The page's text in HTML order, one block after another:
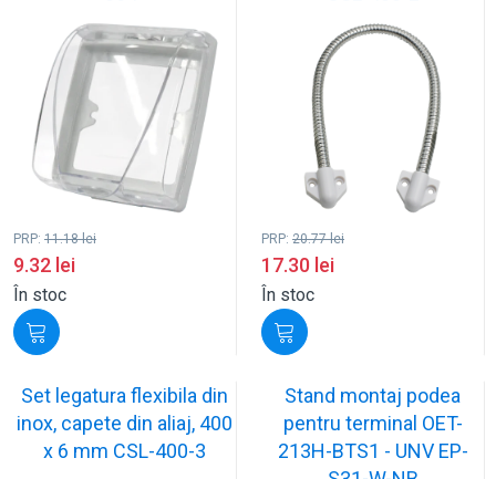
PRP: 11.18lei
9.32 lei
În stoc
PRP: 20.77lei
17.30 lei
În stoc
Set legatura flexibila din
inox, capete din aliaj, 400
x 6 mm CSL-400-3
Stand montaj podea
pentru terminal OET-
213H-BTS1 - UNV EP-